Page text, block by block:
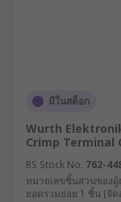
มีในสต็อก
Wurth
Crimp Terminal
RS Stock No. 762-
หมายเลขชิ้นส่วนของ
ยอดรวมย่อย 1 ชิ้น (จัด